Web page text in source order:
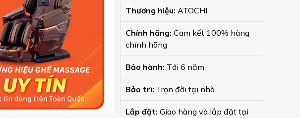
Thương hiệu: ATOCHI
Chính hãng: Cam kết 100% hàng
chính hãng
Bảo hành: Tới 6 năm
Bảo trì: Trọn đời tại nhà
Lắp đặt: Giao hàng và lắp đặt tại